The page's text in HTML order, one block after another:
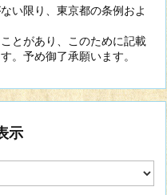
い限り、東京都の条例およ
とがあり、このために記載
。予め御了承願います。
示